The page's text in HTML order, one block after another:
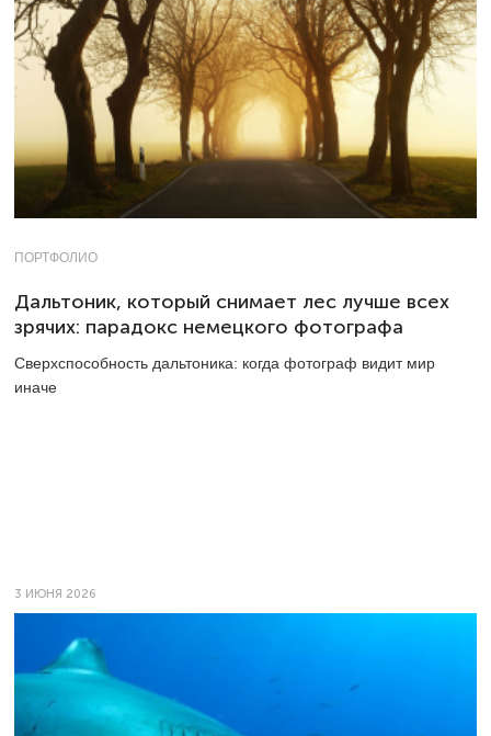
ПОРТФОЛИО
Дальтоник, который снимает лес лучше всех
зрячих: парадокс немецкого фотографа
Сверхспособность дальтоника: когда фотограф видит мир
иначе
3 ИЮНЯ 2026